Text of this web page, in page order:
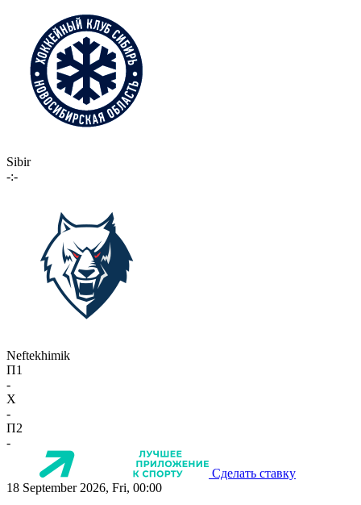
Sibir
-:-
Neftekhimik
П1
-
X
-
П2
-
Сделать ставку
18 September 2026, Fri, 00:00